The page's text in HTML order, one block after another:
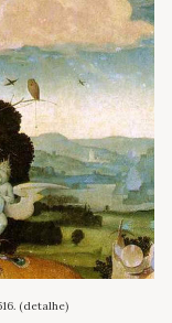
(detalhe)